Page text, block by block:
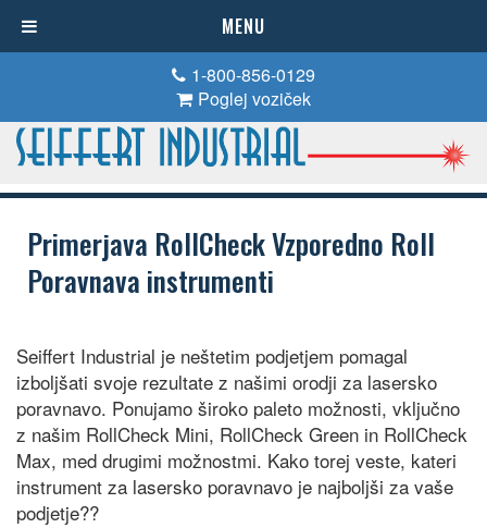
1-800-856-0129
Poglej voziček
Primerjava RollCheck Vzporedno Roll
Poravnava instrumenti
Seiffert Industrial je neštetim podjetjem pomagal
izboljšati svoje rezultate z našimi orodji za lasersko
poravnavo. Ponujamo široko paleto možnosti, vključno
z našim RollCheck Mini, RollCheck Green in RollCheck
Max, med drugimi možnostmi. Kako torej veste, kateri
instrument za lasersko poravnavo je najboljši za vaše
podjetje??
MENU